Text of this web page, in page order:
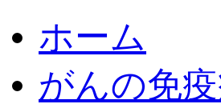
ホーム
がんの免